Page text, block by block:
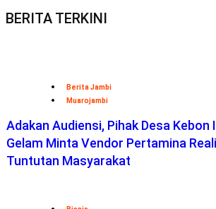
BERITA TERKINI
Berita Jambi
Muarojambi
Adakan Audiensi, Pihak Desa Kebon
Gelam Minta Vendor Pertamina
Tuntutan Masyarakat